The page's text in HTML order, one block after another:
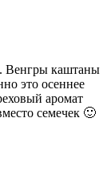
Венгры каштаны
это осеннее
аромат
семечек 🙂